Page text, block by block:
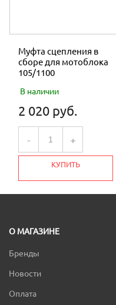
Муфта сцепления в
сборе для мотоблока
105/1100
В наличии
2 020 руб.
- +
КУПИТЬ
О МАГАЗИНЕ
Бренды
Новости
Оплата